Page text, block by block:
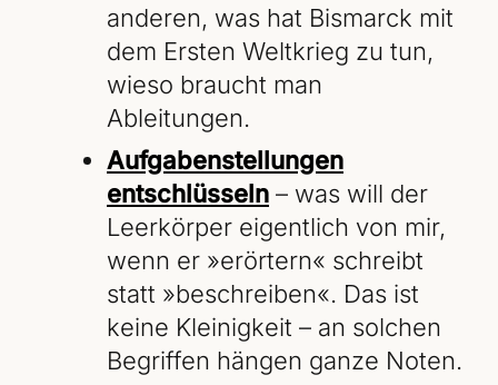
anderen, was hat Bismarck mit
dem Ersten Weltkrieg zu tun,
wieso braucht man
Ableitungen.
Aufgabenstellungen
entschlüsseln – was will der
Leerkörper eigentlich von mir,
wenn er »erörtern« schreibt
statt »beschreiben«. Das ist
keine Kleinigkeit – an solchen
Begriffen hängen ganze Noten.